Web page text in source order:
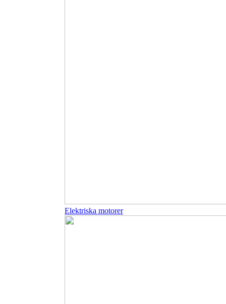
Elektriska motorer